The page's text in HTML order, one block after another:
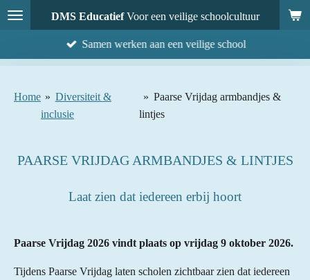
Ga
direct
DMS EducatiefVoor een veilige schoolcultuur
Samen werken aan een veilige school
Home » Diversiteit &
inclusie
» Paarse Vrijdag armbandjes &
lintjes
PAARSE VRIJDAG ARMBANDJES & LINTJES
Laat zien dat iedereen erbij hoort
Paarse Vrijdag 2026 vindt plaats op vrijdag 9 oktober 2026.
Tijdens Paarse Vrijdag laten scholen zichtbaar zien dat iedereen